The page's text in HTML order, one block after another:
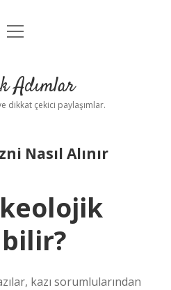
Uyarı
menüyü
Adımlar
dikkat çekici paylaşımlar.
Nasıl Alınır
kazı sorumlularından